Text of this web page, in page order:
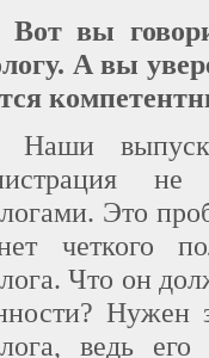
Вот вы
А вы
Наши
Это
четкого
Что он
Нужен
ведь